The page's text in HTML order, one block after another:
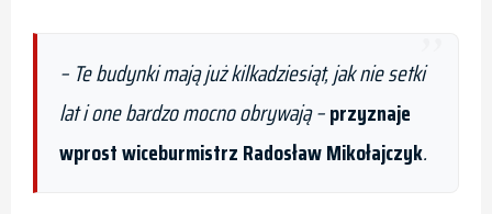
– Te budynki mają już kilkadziesiąt, jak nie setki
lat i one bardzo mocno obrywają–przyznaje
wprost wiceburmistrz Radosław Mikołajczyk.